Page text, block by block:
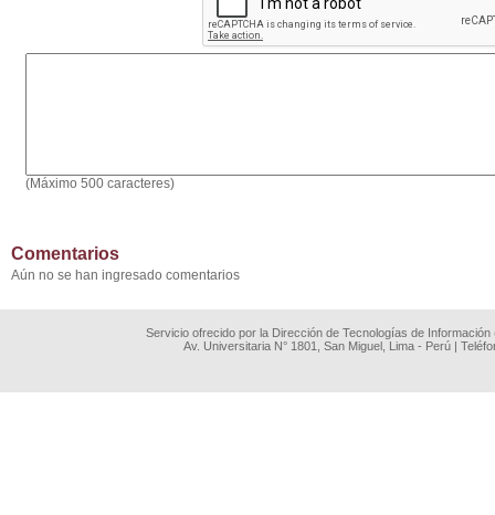
(Máximo 500 caracteres)
Comentarios
Aún no se han ingresado comentarios
Servicio ofrecido por la Dirección de Tecnologías de
Av. Universitaria N° 1801, San Miguel, Lima - Perú |